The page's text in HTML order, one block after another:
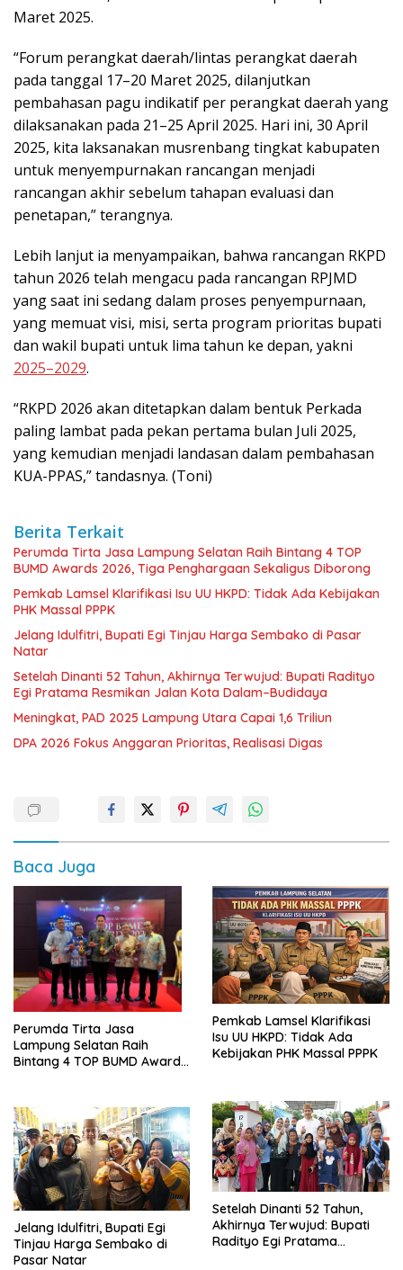
Maret 2025.
“Forum perangkat daerah/lintas perangkat daerah
pada tanggal 17–20 Maret 2025, dilanjutkan
pembahasan pagu indikatif per perangkat daerah yang
dilaksanakan pada 21–25 April 2025. Hari ini, 30 April
2025, kita laksanakan musrenbang tingkat kabupaten
untuk menyempurnakan rancangan menjadi
rancangan akhir sebelum tahapan evaluasi dan
penetapan,” terangnya.
Lebih lanjut ia menyampaikan, bahwa rancangan RKPD
tahun 2026 telah mengacu pada rancangan RPJMD
yang saat ini sedang dalam proses penyempurnaan,
yang memuat visi, misi, serta program prioritas bupati
dan wakil bupati untuk lima tahun ke depan, yakni
2025–2029.
“RKPD 2026 akan ditetapkan dalam bentuk Perkada
paling lambat pada pekan pertama bulan Juli 2025,
yang kemudian menjadi landasan dalam pembahasan
KUA-PPAS,” tandasnya. (Toni)
Berita Terkait
Perumda Tirta Jasa Lampung Selatan Raih Bintang 4 TOP
BUMD Awards 2026, Tiga Penghargaan Sekaligus Diborong
Pemkab Lamsel Klarifikasi Isu UU HKPD: Tidak Ada Kebijakan
PHK Massal PPPK
Jelang Idulfitri, Bupati Egi Tinjau Harga Sembako di Pasar
Natar
Setelah Dinanti 52 Tahun, Akhirnya Terwujud: Bupati Radityo
Egi Pratama Resmikan Jalan Kota Dalam–Budidaya
Meningkat, PAD 2025 Lampung Utara Capai 1,6 Triliun
DPA 2026 Fokus Anggaran Prioritas, Realisasi Digas
Baca Juga
Perumda Tirta Jasa
Lampung Selatan Raih
Bintang 4 TOP BUMD Awards
Pemkab Lamsel Klarifikasi
Isu UU HKPD: Tidak Ada
Kebijakan PHK Massal PPPK
Jelang Idulfitri, Bupati Egi
Tinjau Harga Sembako di
Pasar Natar
Setelah Dinanti 52 Tahun,
Akhirnya Terwujud: Bupati
Radityo Egi Pratama